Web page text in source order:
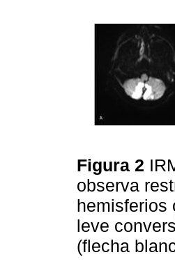
Figura 2
observa
hemisferios
leve
(flecha